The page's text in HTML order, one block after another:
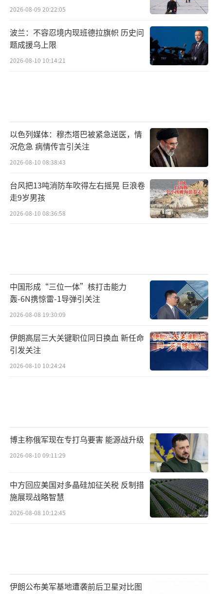
2026-08-09 20:22:05
波兰：不容忍境内现班德拉旗帜 历史问
题成援乌上限
2026-08-10 10:14:21
以色列媒体：穆杰塔巴被紧急送医，情
况危急 病情传言引关注
2026-08-10 08:38:43
台风把13吨消防车吹得左右摇晃 巨浪卷
走9岁男孩
2026-08-10 08:36:58
中国形成“三位一体”核打击能力
轰-6N携惊雷-1导弹引关注
2026-08-08 19:30:09
伊朗高层三大关键职位同日换血 新任命
引发关注
2026-08-10 10:24:24
博主称俄军现在专打乌要害 能源战升级
2026-08-10 09:11:29
中方回应美国对多晶硅加征关税 反制措
施展现战略智慧
2026-08-08 10:12:45
伊朗公布美军基地遭袭前后卫星对比图